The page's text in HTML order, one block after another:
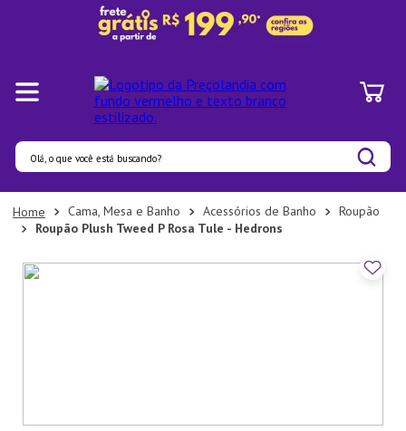
Olá, o que você está buscando?
Cama, Mesa e Banho Acessórios de Banho
Roupão
Roupão Plush Tweed P Rosa Tule - Hedrons
Termos mais buscados
1º
Panelas
2º
Pratos
7º
Aparelho Jantar